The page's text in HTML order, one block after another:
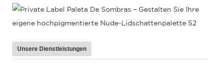
Unsere Dienstleistungen